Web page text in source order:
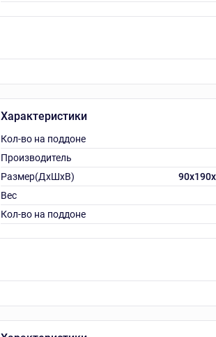
Характеристики
Кол-во на поддоне
Производитель
Размер(ДхШхВ)
Вес
Кол-во на поддоне